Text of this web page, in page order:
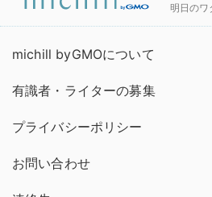
明日のワ
michill byGMOについて
有識者・ライターの募集
プライバシーポリシー
お問い合わせ